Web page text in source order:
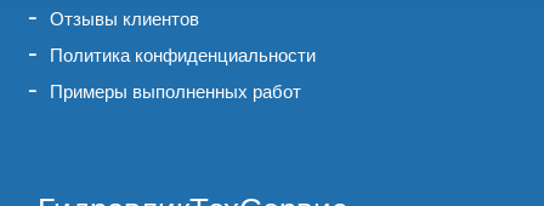
Отзывы клиентов
Политика конфиденциальности
Примеры выполненных работ